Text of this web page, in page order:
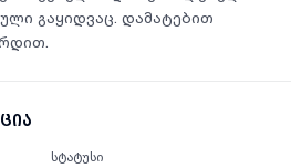
გაყიდვაც. დამატებით
სტატუსი